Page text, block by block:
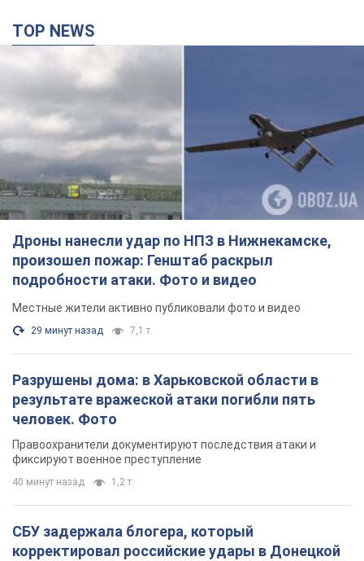
TOP NEWS
Дроны нанесли удар по НПЗ в Нижнекамске,
произошел пожар: Генштаб раскрыл
подробности атаки. Фото и видео
Местные жители активно публиковали фото и видео
29 минут назад 7,1 т.
Разрушены дома: в Харьковской области в
результате вражеской атаки погибли пять
человек. Фото
Правоохранители документируют последствия атаки и
фиксируют военное преступление
40 минут назад 1,2 т.
СБУ задержала блогера, который
корректировал российские удары в Донецкой